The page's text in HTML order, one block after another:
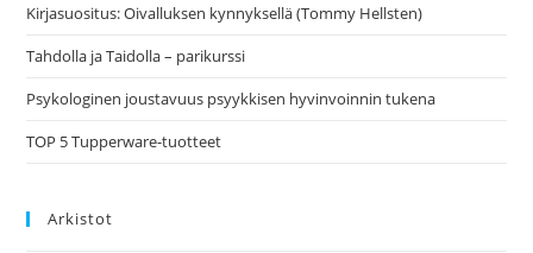
Kirjasuositus: Oivalluksen kynnyksellä (Tommy Hellsten)
Tahdolla ja Taidolla – parikurssi
Psykologinen joustavuus psyykkisen hyvinvoinnin tukena
TOP 5 Tupperware-tuotteet
Arkistot